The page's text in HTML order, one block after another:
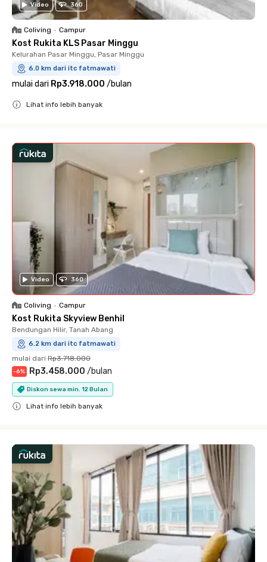
Video 360
Coliving • Campur
Kost Rukita KLS Pasar Minggu
Kelurahan Pasar Minggu, Pasar Minggu
6.0 km dari itc fatmawati
mulai dari Rp3.918.000 /bulan
Lihat info lebih banyak
Video 360
Coliving • Campur
Kost Rukita Skyview Benhil
Bendungan Hilir, Tanah Abang
6.2 km dari itc fatmawati
mulai dari Rp3.718.000
-6% Rp3.458.000 /bulan
Diskon sewa min. 12 Bulan
Lihat info lebih banyak